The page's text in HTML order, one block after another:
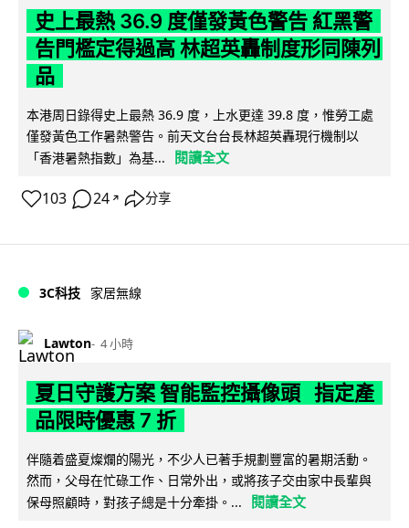
史上最熱 36.9 度僅發黃色警告 紅黑警
告門檻定得過高 林超英轟制度形同陳列
品
本港周日錄得史上最熱 36.9 度，上水更達 39.8 度，惟勞工處
僅發黃色工作暑熱警告。前天文台台長林超英轟現行機制以
「香港暑熱指數」為基...
閱讀全文
103 24 ↗ 分享
3C科技 家居無線
Lawton 4 小時
夏日守護方案 智能監控攝像頭 指定產
品限時優惠 7 折
伴隨着盛夏燦爛的陽光，不少人已著手規劃豐富的暑期活動。
然而，父母在忙碌工作、日常外出，或將孩子交由家中長輩與
保母照顧時，對孩子總是十分牽掛。...
閱讀全文